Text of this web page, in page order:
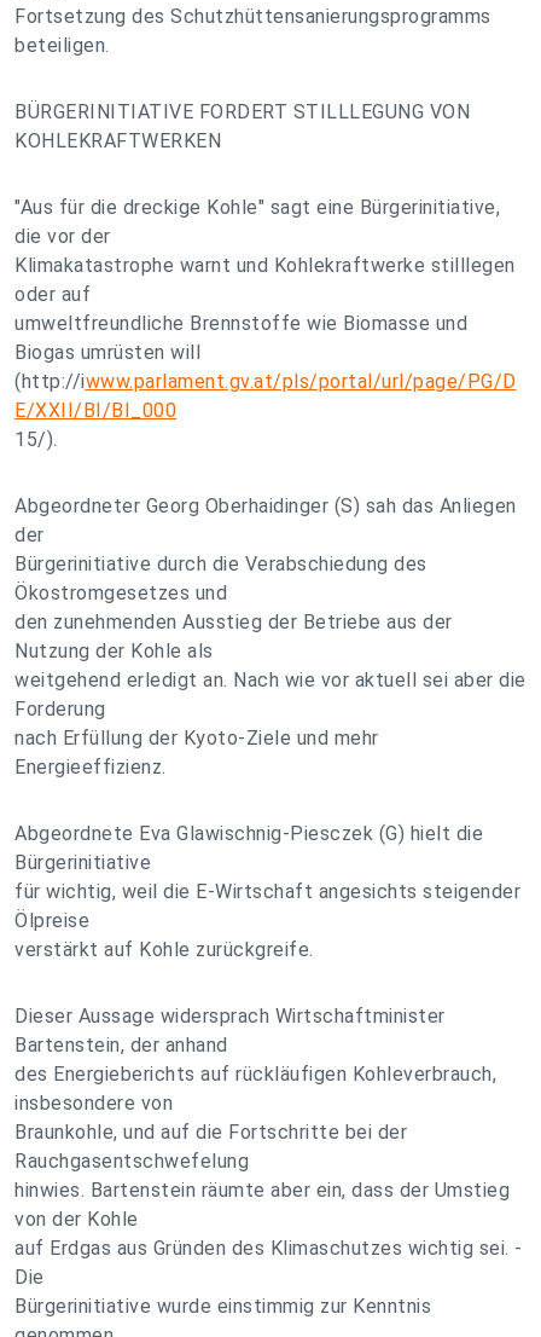
Fortsetzung des Schutzhüttensanierungsprogramms
beteiligen.
BÜRGERINITIATIVE FORDERT STILLLEGUNG VON
KOHLEKRAFTWERKEN
"Aus für die dreckige Kohle" sagt eine Bürgerinitiative,
die vor der
Klimakatastrophe warnt und Kohlekraftwerke stilllegen
oder auf
umweltfreundliche Brennstoffe wie Biomasse und
Biogas umrüsten will
(http://iwww.parlament.gv.at/pls/portal/url/page/PG/D
E/XXII/BI/BI_000
15/).
Abgeordneter Georg Oberhaidinger (S) sah das Anliegen
der
Bürgerinitiative durch die Verabschiedung des
Ökostromgesetzes und
den zunehmenden Ausstieg der Betriebe aus der
Nutzung der Kohle als
weitgehend erledigt an. Nach wie vor aktuell sei aber die
Forderung
nach Erfüllung der Kyoto-Ziele und mehr
Energieeffizienz.
Abgeordnete Eva Glawischnig-Piesczek (G) hielt die
Bürgerinitiative
für wichtig, weil die E-Wirtschaft angesichts steigender
Ölpreise
verstärkt auf Kohle zurückgreife.
Dieser Aussage widersprach Wirtschaftminister
Bartenstein, der anhand
des Energieberichts auf rückläufigen Kohleverbrauch,
insbesondere von
Braunkohle, und auf die Fortschritte bei der
Rauchgasentschwefelung
hinwies. Bartenstein räumte aber ein, dass der Umstieg
von der Kohle
auf Erdgas aus Gründen des Klimaschutzes wichtig sei. -
Die
Bürgerinitiative wurde einstimmig zur Kenntnis